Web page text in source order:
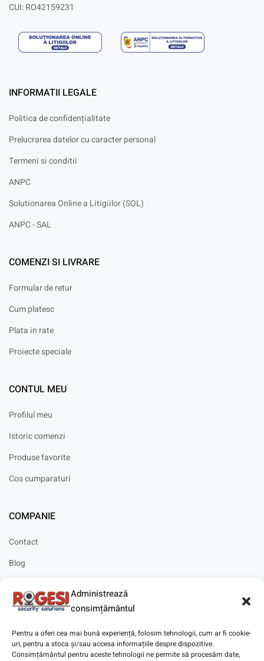
Administrează
consimțământul
Pentru a oferi cea mai bună experiență, folosim tehnologii, cum ar fi cookie-
uri, pentru a stoca și/sau accesa informațiile despre dispozitive.
Consimțământul pentru aceste tehnologii ne permite să procesăm date,
CUI: RO42159231
INFORMATII LEGALE
Politica de confidențialitate
Prelucrarea datelor cu caracter personal
Termeni si conditii
ANPC
Solutionarea Online a Litigiilor (SOL)
ANPC - SAL
COMENZI SI LIVRARE
Formular de retur
Cum platesc
Plata in rate
Proiecte speciale
CONTUL MEU
Profilul meu
Istoric comenzi
Produse favorite
Cos cumparaturi
COMPANIE
Contact
Blog
Solicitare instalare